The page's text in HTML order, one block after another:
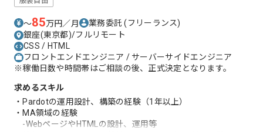
〜85万円／月 業務委託(フリーランス)
銀座(東京都)/フルリモート
CSS / HTML
フロントエンドエンジニア / サーバーサイドエンジニア
※稼働日数や時間帯はご相談の後、正式決定となります。
求めるスキル
・Pardotの運用設計、構築の経験（1年以上）
・MA領域の経験
-WebページやHTMLの設計、運用等